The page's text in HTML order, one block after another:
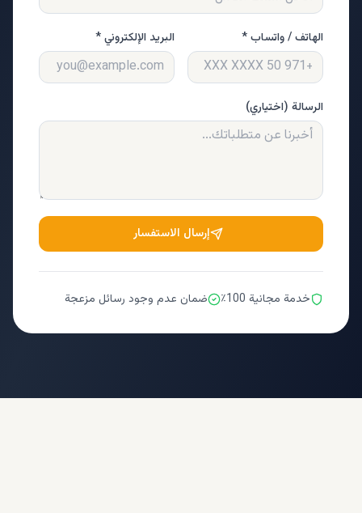
الهاتف / واتساب * البريد الإلكتروني *
الرسالة (اختياري)
إرسال الاستفسار
خدمة مجانية 100٪ ضمان عدم وجود رسائل مزعجة